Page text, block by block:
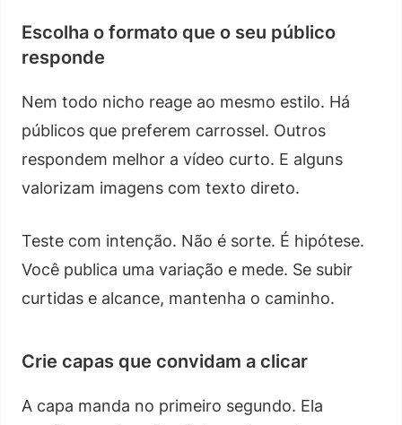
Escolha o formato que o seu público
responde
Nem todo nicho reage ao mesmo estilo. Há
públicos que preferem carrossel. Outros
respondem melhor a vídeo curto. E alguns
valorizam imagens com texto direto.
Teste com intenção. Não é sorte. É hipótese.
Você publica uma variação e mede. Se subir
curtidas e alcance, mantenha o caminho.
Crie capas que convidam a clicar
A capa manda no primeiro segundo. Ela